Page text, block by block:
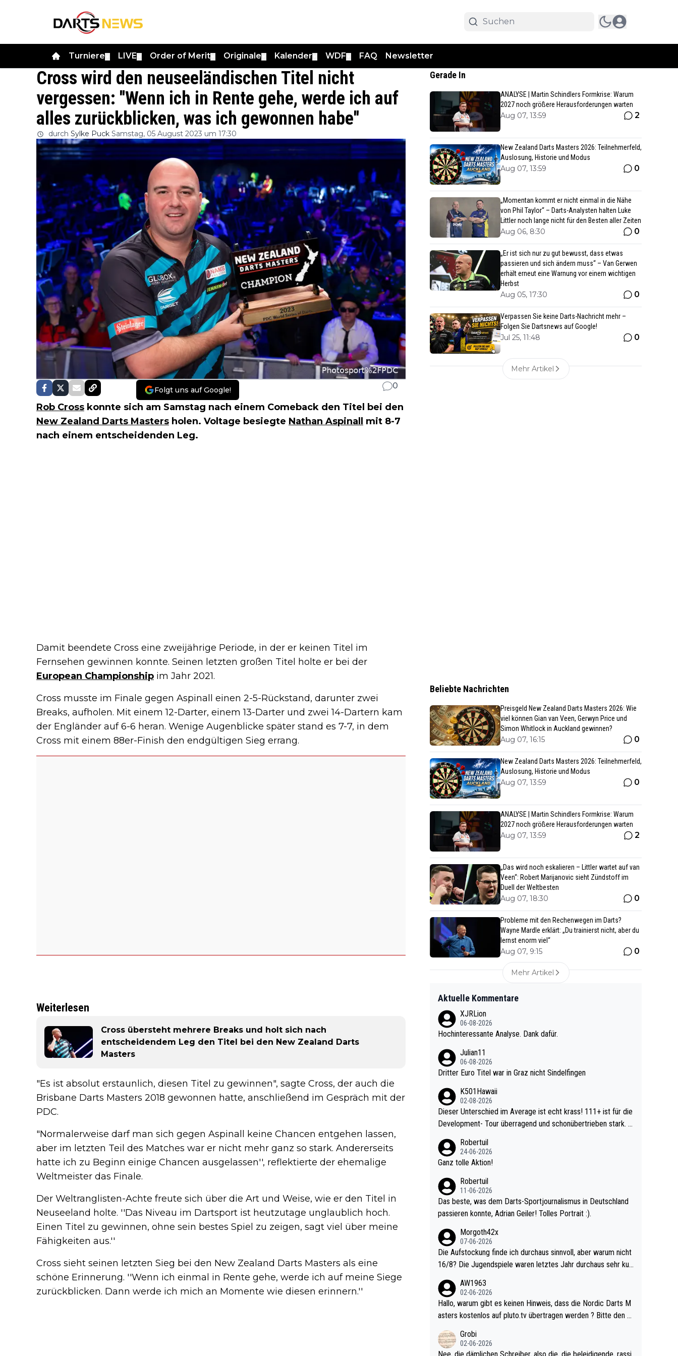
Turniere LIVE Order of Merit Originale Kalender WDF FAQ Newsletter
Cross wird den neuseeländischen Titel nicht
vergessen: ''Wenn ich in Rente gehe, werde ich auf
alles zurückblicken, was ich gewonnen habe''
durch Sylke Puck Samstag, 05 August 2023 um 17:30
Folgt uns auf Google! 0
Rob Cross konnte sich am Samstag nach einem Comeback den Titel bei den
New Zealand Darts Masters holen. Voltage besiegte Nathan Aspinall mit 8-7
nach einem entscheidenden Leg.
Damit beendete Cross eine zweijährige Periode, in der er keinen Titel im
Fernsehen gewinnen konnte. Seinen letzten großen Titel holte er bei der
European Championship im Jahr 2021.
Cross musste im Finale gegen Aspinall einen 2-5-Rückstand, darunter zwei
Breaks, aufholen. Mit einem 12-Darter, einem 13-Darter und zwei 14-Dartern kam
der Engländer auf 6-6 heran. Wenige Augenblicke später stand es 7-7, in dem
Cross mit einem 88er-Finish den endgültigen Sieg errang.
Weiterlesen
Cross übersteht mehrere Breaks und holt sich nach
entscheidendem Leg den Titel bei den New Zealand Darts
Masters
"Es ist absolut erstaunlich, diesen Titel zu gewinnen", sagte Cross, der auch die
Brisbane Darts Masters 2018 gewonnen hatte, anschließend im Gespräch mit der
PDC.
"Normalerweise darf man sich gegen Aspinall keine Chancen entgehen lassen,
aber im letzten Teil des Matches war er nicht mehr ganz so stark. Andererseits
hatte ich zu Beginn einige Chancen ausgelassen'', reflektierte der ehemalige
Weltmeister das Finale.
Der Weltranglisten-Achte freute sich über die Art und Weise, wie er den Titel in
Neuseeland holte. ''Das Niveau im Dartsport ist heutzutage unglaublich hoch.
Einen Titel zu gewinnen, ohne sein bestes Spiel zu zeigen, sagt viel über meine
Fähigkeiten aus.''
Cross sieht seinen letzten Sieg bei den New Zealand Darts Masters als eine
schöne Erinnerung. ''Wenn ich einmal in Rente gehe, werde ich auf meine Siege
zurückblicken. Dann werde ich mich an Momente wie diesen erinnern.''
Gerade In
ANALYSE | Martin Schindlers Formkrise: Warum
2027 noch größere Herausforderungen warten
Aug 07, 13:59 2
New Zealand Darts Masters 2026: Teilnehmerfeld,
Auslosung, Historie und Modus
Aug 07, 13:59 0
„Momentan kommt er nicht einmal in die Nähe
von Phil Taylor“ – Darts-Analysten halten Luke
Littler noch lange nicht für den Besten aller Zeiten
Aug 06, 8:30 0
„Er ist sich nur zu gut bewusst, dass etwas
passieren und sich ändern muss“ – Van Gerwen
erhält erneut eine Warnung vor einem wichtigen
Herbst
Aug 05, 17:30 0
Verpassen Sie keine Darts-Nachricht mehr –
Folgen Sie Dartsnews auf Google!
Jul 25, 11:48 0
Mehr Artikel
Beliebte Nachrichten
Preisgeld New Zealand Darts Masters 2026: Wie
viel können Gian van Veen, Gerwyn Price und
Simon Whitlock in Auckland gewinnen?
Aug 07, 16:15 0
New Zealand Darts Masters 2026: Teilnehmerfeld,
Auslosung, Historie und Modus
Aug 07, 13:59 0
ANALYSE | Martin Schindlers Formkrise: Warum
2027 noch größere Herausforderungen warten
Aug 07, 13:59 2
„Das wird noch eskalieren – Littler wartet auf van
Veen“: Robert Marijanovic sieht Zündstoff im
Duell der Weltbesten
Aug 07, 18:30 0
Probleme mit den Rechenwegen im Darts?
Wayne Mardle erklärt: „Du trainierst nicht, aber du
lernst enorm viel“
Aug 07, 9:15 0
Mehr Artikel
Aktuelle Kommentare
XJRLion
06-08-2026
Hochinteressante Analyse. Dank dafür.
Julian11
06-08-2026
Dritter Euro Titel war in Graz nicht Sindelfingen
K501Hawaii
02-08-2026
Dieser Unterschied im Average ist echt krass! 111+ ist für die
Development- Tour überragend und schonübertrieben stark. U
e mal 40+ erst recht. Da gewinnst keinen Blumentopf - ist ja n
och krasser wie ein Pokalspiel eines Kreisligisten vs einem Bu
Robertuil
24-06-2026
Ganz tolle Aktion!
Robertuil
11-06-2026
Das beste, was dem Darts-Sportjournalismus in Deutschland
passieren konnte, Adrian Geiler! Tolles Portrait :).
Morgoth42x
07-06-2026
Die Aufstockung finde ich durchaus sinnvoll, aber warum nicht
16/8? Die Jugendspiele waren letztes Jahr durchaus sehr kur
l. Allerdings ist Mitchell Lawrie als Nummer 1 der Welt eh quali
fiziert. Somit ändert die automatische Qualifikation des Weltm
eisters erstmal nichts. Ich denke sie wollen damit für nächste
d wohl wenig WDF Turniere spielen. Dies war bei Archie Self l
etztes Jahr der Fall. Er musste als amtierender Weltmeister d
AW1963
02-06-2026
Hallo, warum gibt es keinen Hinweis, dass die Nordic Darts M
asters kostenlos auf pluto.tv übertragen werden ? Bitte den A
Grobi
02-06-2026